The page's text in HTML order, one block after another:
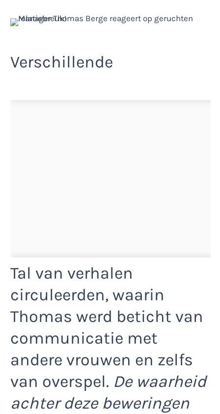
Verschillende
Tal van verhalen
circuleerden, waarin
Thomas werd beticht van
communicatie met
andere vrouwen en zelfs
van overspel. De waarheid
achter deze beweringen